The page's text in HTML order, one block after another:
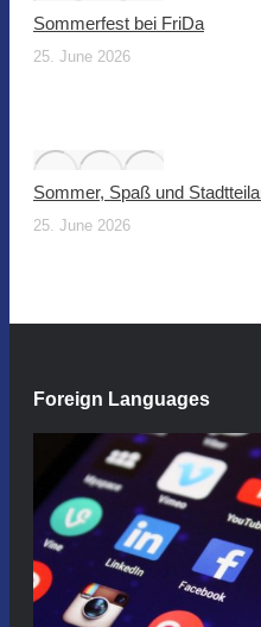
Sommerfest bei FriDa
25. June 2026
Sommer, Spaß und
25. June 2026
Foreign Languages